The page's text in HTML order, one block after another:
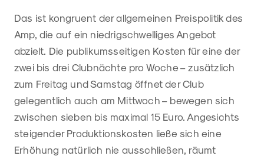
Das ist kongruent der allgemeinen Preispolitik des
Amp, die auf ein niedrigschwelliges Angebot
abzielt. Die publikumsseitigen Kosten für eine der
zwei bis drei Clubnächte pro Woche – zusätzlich
zum Freitag und Samstag öffnet der Club
gelegentlich auch am Mittwoch – bewegen sich
zwischen sieben bis maximal 15 Euro. Angesichts
steigender Produktionskosten ließe sich eine
Erhöhung natürlich nie ausschließen, räumt